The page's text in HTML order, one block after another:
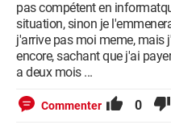
pas compétent en
situation, sinon je
j'arrive pas moi meme, mais
encore, sachant que j'ai
a deux mois ...
Commenter 0